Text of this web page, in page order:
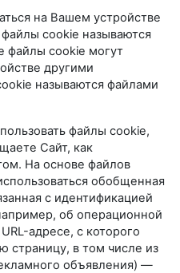
на Вашем устройстве
cookie называются
файлы cookie могут
другими
называются файлами
файлы cookie,
Сайт, как
На основе файлов
обобщенная
с идентификацией
об операционной
адресе, с которого
страницу, в том числе из
объявления) —